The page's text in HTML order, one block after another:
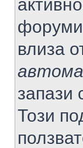
влиза
запази
Този